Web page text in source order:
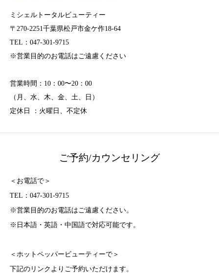
ミシェルトータルビューティー
〒270-2251千葉県松戸市金ケ作18-64
TEL：047-301-9715
※営業目的のお電話はご遠慮ください
営業時間：10：00〜20：00
（月、水、木、金、土、日）
定休日 ：火曜日、不定休
ご予約/カウンセリング
＜お電話で＞
TEL：047-301-9715
※営業目的のお電話はご遠慮ください。
※日本語・英語・中国語で対応可能です。
＜ホットペッパービューティーで＞
下記のリンクよりご予約いただけます。